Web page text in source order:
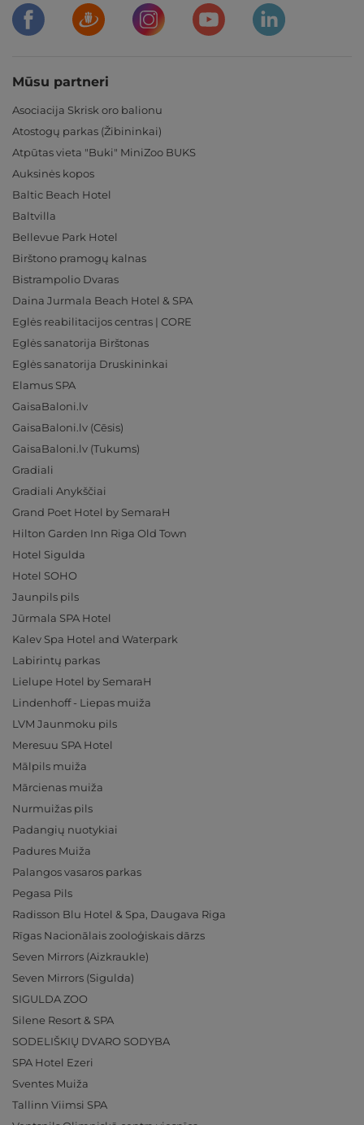
Mūsu partneri
Asociacija Skrisk oro balionu
Atostogų parkas (Žibininkai)
Atpūtas vieta "Buki" MiniZoo BUKS
Auksinės kopos
Baltic Beach Hotel
Baltvilla
Bellevue Park Hotel
Birštono pramogų kalnas
Bistrampolio Dvaras
Daina Jurmala Beach Hotel & SPA
Eglės reabilitacijos centras | CORE
Eglės sanatorija Birštonas
Eglės sanatorija Druskininkai
Elamus SPA
GaisaBaloni.lv
GaisaBaloni.lv (Cēsis)
GaisaBaloni.lv (Tukums)
Gradiali
Gradiali Anykščiai
Grand Poet Hotel by SemaraH
Hilton Garden Inn Riga Old Town
Hotel Sigulda
Hotel SOHO
Jaunpils pils
Jūrmala SPA Hotel
Kalev Spa Hotel and Waterpark
Labirintų parkas
Lielupe Hotel by SemaraH
Lindenhoff - Liepas muiža
LVM Jaunmoku pils
Meresuu SPA Hotel
Mālpils muiža
Mārcienas muiža
Nurmuižas pils
Padangių nuotykiai
Padures Muiža
Palangos vasaros parkas
Pegasa Pils
Radisson Blu Hotel & Spa, Daugava Riga
Rīgas Nacionālais zooloģiskais dārzs
Seven Mirrors (Aizkraukle)
Seven Mirrors (Sigulda)
SIGULDA ZOO
Silene Resort & SPA
SODELIŠKIŲ DVARO SODYBA
SPA Hotel Ezeri
Sventes Muiža
Tallinn Viimsi SPA